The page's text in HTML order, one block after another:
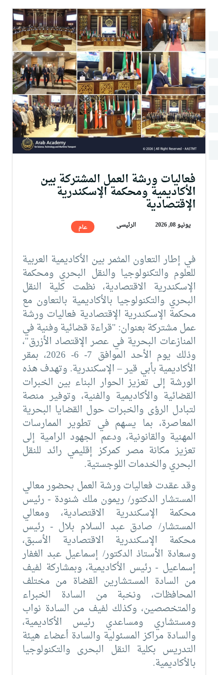
التدريب والخدمة المجتمعية
الإستشارات
فعاليات ورشة العمل المشتركة بين
الأكاديمية ومحكمة الإسكندرية
الإقتصادية
يونيو 08, 2026 الرئيسى عام
في إطار التعاون المثمر بين الأكاديمية العربية
للعلوم والتكنولوجيا والنقل البحري ومحكمة
الإسكندرية الاقتصادية، نظمت كلية النقل
البحري والتكنولوجيا بالأكاديمية بالتعاون مع
محكمة الإسكندرية الإقتصادية فعاليات ورشة
عمل مشتركة بعنوان: "قراءة قضائية وفنية في
المنازعات البحرية في عصر الإقتصاد الأزرق"،
وذلك يوم الأحد الموافق 7- 6- 2026، بمقر
الأكاديمية بأبي قير – الإسكندرية. وتهدف هذه
الورشة إلى تعزيز الحوار البناء بين الخبرات
القضائية والأكاديمية والفنية، وتوفير منصة
لتبادل الرؤى والخبرات حول القضايا البحرية
المعاصرة، بما يسهم في تطوير الممارسات
المهنية والقانونية، ودعم الجهود الرامية إلى
تعزيز مكانة مصر كمركز إقليمي رائد للنقل
البحري والخدمات اللوجستية.
وقد عقدت فعاليات ورشة العمل بحضور معالي
المستشار الدكتور/ ريمون ملك شنودة - رئيس
محكمة الإسكندرية الاقتصادية، ومعالي
المستشار/ صادق عبد السلام بلال - رئيس
محكمة الإسكندرية الاقتصادية الأسبق،
وسعادة الأستاذ الدكتور/ إسماعيل عبد الغفار
إسماعيل - رئيس الأكاديمية، وبمشاركة لفيف
من السادة المستشارين القضاة من مختلف
المحافظات، ونخبة من السادة الخبراء
والمتخصصين، وكذلك لفيف من السادة نواب
ومستشاري ومساعدي رئيس الأكاديمية،
والسادة مراكز المسئولية والسادة أعضاء هيئة
التدريس بكلية النقل البحرى والتكنولوجيا
بالأكاديمية.